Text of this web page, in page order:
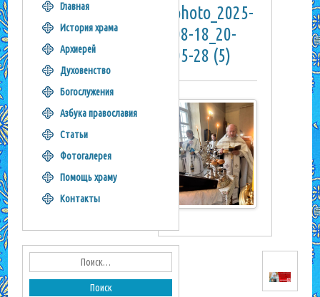
photo_2025-
08-18_20-
05-28 (5)
Главная
История храма
Архиерей
Духовенство
Богослужения
Азбука православия
Статьи
Фотогалерея
Помощь храму
Контакты